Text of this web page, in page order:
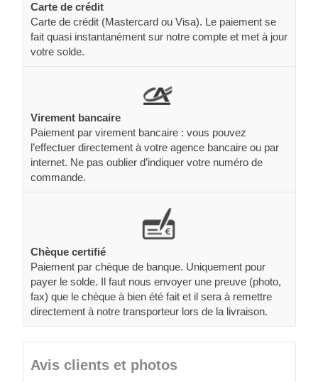
Carte de crédit
Carte de crédit (Mastercard ou Visa). Le paiement se
fait quasi instantanément sur notre compte et met à jour
votre solde.
Virement bancaire
Paiement par virement bancaire : vous pouvez
l’effectuer directement à votre agence bancaire ou par
internet. Ne pas oublier d’indiquer votre numéro de
commande.
Chèque certifié
Paiement par chèque de banque. Uniquement pour
payer le solde. Il faut nous envoyer une preuve (photo,
fax) que le chèque à bien été fait et il sera à remettre
directement à notre transporteur lors de la livraison.
Avis clients et photos